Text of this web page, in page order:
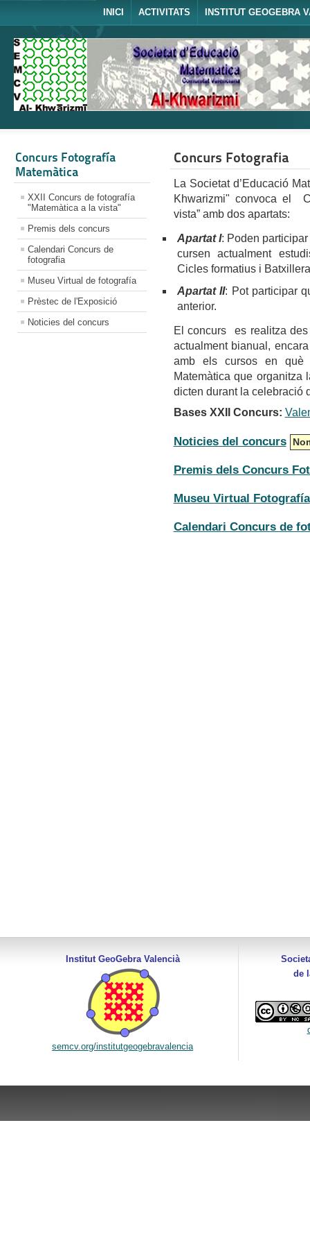
INICI ACTIVITATS INSTITUT GEOGEBRA
Concurs Fotografía
Matemàtica
XXII Concurs de fotografía
"Matemàtica a la vista"
Premis dels concurs
Calendari Concurs de
fotografia
Museu Virtual de fotografía
Prèstec de l'Exposició
Noticies del concurs
Concurs Fotografia
La Societat d’Educació
Khwarizmi" convoca el
vista” amb dos apartats:
Apartat I: Poden
cursen actualment
Cicles formatius i
Apartat II: Pot participar
anterior.
El concurs es realitza
actualment bianual,
amb els cursos en què
Matemàtica que
dicten durant la celebració
Bases XXII Concurs:
Noticies del concurs
Premis dels Concurs
Museu Virtual Fotografía
Calendari Concurs de
Institut GeoGebra Valencià
semcv.org/institutgeogebravalencia
de